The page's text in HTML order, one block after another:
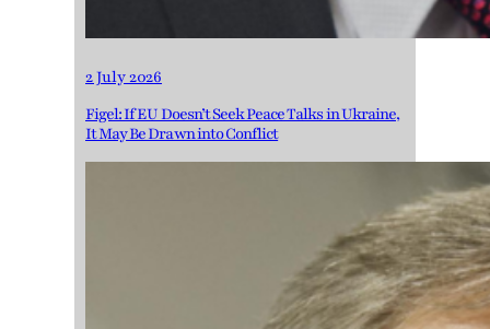
2 July 2026
Figel: If EU Doesn’t Seek Peace Talks in Ukraine,
It May Be Drawn into Conflict